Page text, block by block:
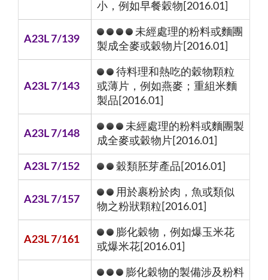
小，例如早餐穀物[2016.01]
A23L 7/139
未經處理的粉料或麵團
製成全麥或穀物片[2016.01]
A23L 7/143
待料理和熱吃的穀物顆粒
或薄片，例如燕麥；重組米麵
製品[2016.01]
A23L 7/148
未經處理的粉料或麵團製
成全麥或穀物片[2016.01]
A23L 7/152 穀類胚芽產品[2016.01]
A23L 7/157
用於裹粉於肉，魚或類似
物之粉狀顆粒[2016.01]
A23L 7/161
膨化穀物，例如爆玉米花
或爆米花[2016.01]
膨化穀物的製備涉及粉料